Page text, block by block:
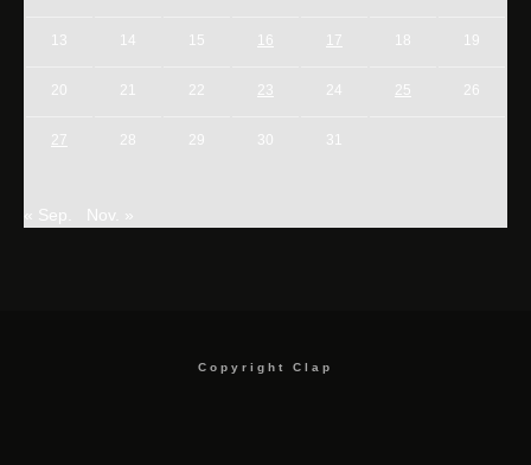
13 14 15 16 17 18 19
20 21 22 23 24 25 26
27 28 29 30 31
« Sep. Nov. »
Copyright Clap